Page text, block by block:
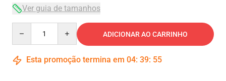
Ver guia de tamanhos
ADICIONAR AO CARRINHO
Esta promoção termina em 04: 39: 54